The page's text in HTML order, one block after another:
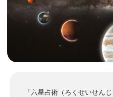
「六星占術（ろくせいせん